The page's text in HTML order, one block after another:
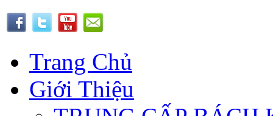
Trang Chủ
Giới Thiệu